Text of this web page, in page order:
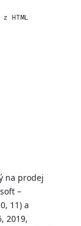
HTML
na prodej
–
11) a
2019,